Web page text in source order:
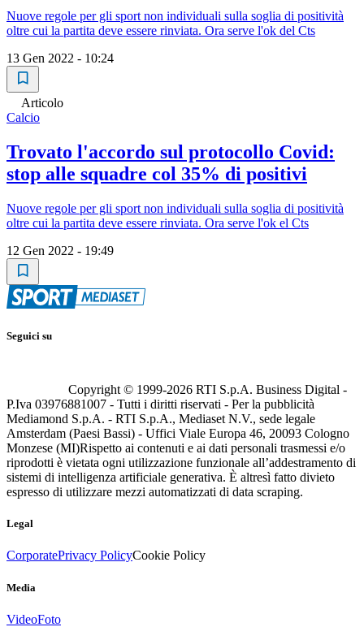
Nuove regole per gli sport non individuali sulla soglia di positività
oltre cui la partita deve essere rinviata. Ora serve l'ok del Cts
13 Gen 2022 - 10:24
Articolo
Calcio
Trovato l'accordo sul protocollo Covid:
stop alle squadre col 35% di positivi
Nuove regole per gli sport non individuali sulla soglia di positività
oltre cui la partita deve essere rinviata. Ora serve l'ok el Cts
12 Gen 2022 - 19:49
Seguici su
Copyright © 1999-2026 RTI S.p.A. Business Digital -
P.Iva 03976881007 - Tutti i diritti riservati - Per la pubblicità
Mediamond S.p.A. - RTI S.p.A., Mediaset N.V., sede legale
Amsterdam (Paesi Bassi) - Uffici Viale Europa 46, 20093 Cologno
Monzese (MI)Rispetto ai contenuti e ai dati personali trasmessi e/o
riprodotti è vietata ogni utilizzazione funzionale all’addestramento di
sistemi di intelligenza artificiale generativa. È altresì fatto divieto
espresso di utilizzare mezzi automatizzati di data scraping.
Legal
CorporatePrivacy PolicyCookie Policy
Media
VideoFoto